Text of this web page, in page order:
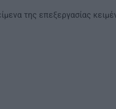
της επεξεργασίας